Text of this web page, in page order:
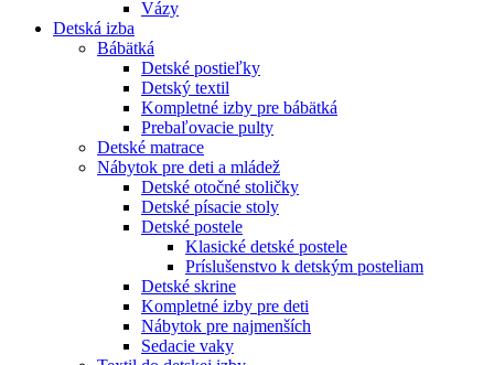
Vázy
Detská izba
Bábätká
Detské postieľky
Detský textil
Kompletné izby pre bábätká
Prebaľovacie pulty
Detské matrace
Nábytok pre deti a mládež
Detské otočné stoličky
Detské písacie stoly
Detské postele
Klasické detské postele
Príslušenstvo k detským posteliam
Detské skrine
Kompletné izby pre deti
Nábytok pre najmenších
Sedacie vaky